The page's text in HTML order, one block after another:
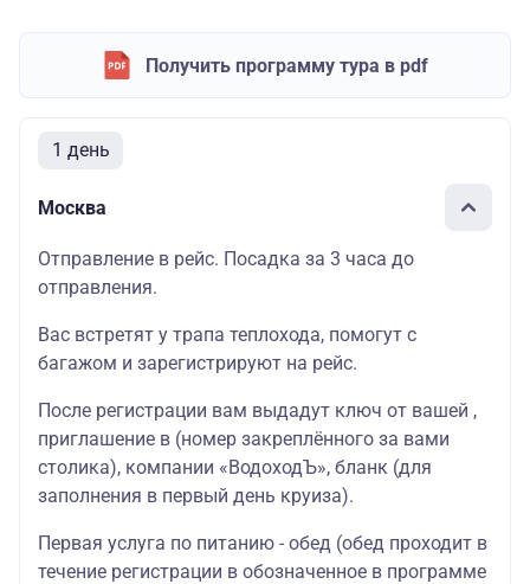
Получить программу тура в pdf
1 день
Москва
Отправление в рейс. Посадка за 3 часа до
отправления.
Вас встретят у трапа теплохода, помогут с
багажом и зарегистрируют на рейс.
После регистрации вам выдадут ключ от вашей ,
приглашение в (номер закреплённого за вами
столика), компании «ВодоходЪ», бланк (для
заполнения в первый день круиза).
Первая услуга по питанию - обед (обед проходит в
течение регистрации в обозначенное в программе